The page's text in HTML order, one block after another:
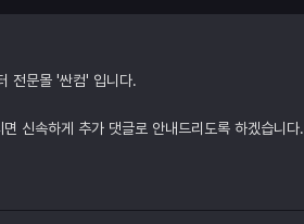
전문몰 '싼컴' 입니다.
신속하게 추가 댓글로 안내드리도록 하겠습니다.